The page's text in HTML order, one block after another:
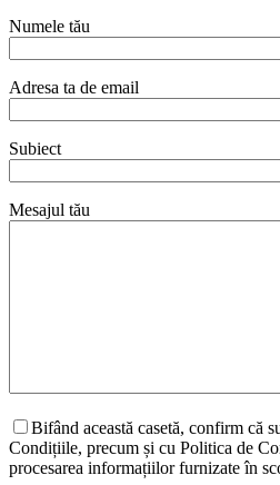
Numele tău
Adresa ta de email
Subiect
Mesajul tău
Bifând această casetă, confirm că
Condițiile, precum și cu Politica de
procesarea informațiilor furnizate în